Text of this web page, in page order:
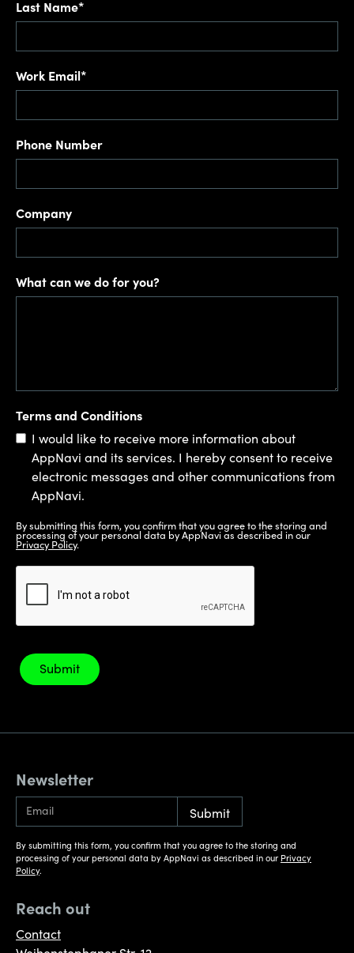
Last Name*
Work Email*
Phone Number
Company
What can we do for you?
Terms and Conditions
I would like to receive more information about
AppNavi and its services. I hereby consent to receive
electronic messages and other communications from
AppNavi.
By submitting this form, you confirm that you agree to the storing and
processing of your personal data by AppNavi as described in our
Privacy Policy.
Newsletter
By submitting this form, you confirm that you agree to the storing and
processing of your personal data by AppNavi as described in our Privacy
Policy.
Reach out
Contact